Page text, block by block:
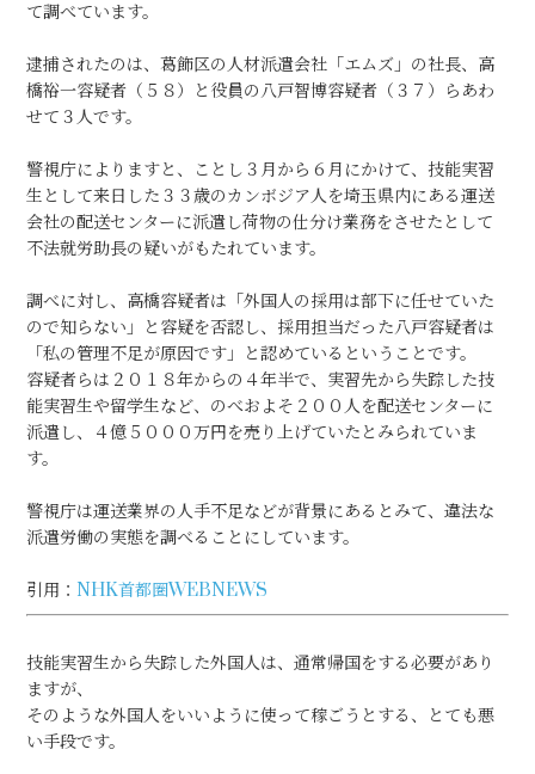
て調べています。
逮捕されたのは、葛飾区の人材派遣会社「エムズ」の社長、高
橋裕一容疑者（５８）と役員の八戸智博容疑者（３７）らあわ
せて３人です。
警視庁によりますと、ことし３月から６月にかけて、技能実習
生として来日した３３歳のカンボジア人を埼玉県内にある運送
会社の配送センターに派遣し荷物の仕分け業務をさせたとして
不法就労助長の疑いがもたれています。
調べに対し、高橋容疑者は「外国人の採用は部下に任せていた
ので知らない」と容疑を否認し、採用担当だった八戸容疑者は
「私の管理不足が原因です」と認めているということです。
容疑者らは２０１８年からの４年半で、実習先から失踪した技
能実習生や留学生など、のべおよそ２００人を配送センターに
派遣し、４億５０００万円を売り上げていたとみられていま
す。
警視庁は運送業界の人手不足などが背景にあるとみて、違法な
派遣労働の実態を調べることにしています。
引用： NHK首都圏WEBNEWS
技能実習生から失踪した外国人は、通常帰国をする必要があり
ますが、
そのような外国人をいいように使って稼ごうとする、とても悪
い手段です。